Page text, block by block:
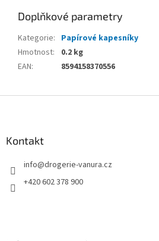
Doplňkové parametry
Kategorie: Papírové kapesníky
Hmotnost:
0.2 kg
EAN: 8594158370556
Kontakt
info@drogerie-vanura.cz
+420 602 378 900